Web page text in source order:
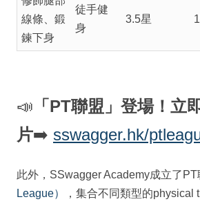
線條、鍛
鍊下身
徒手健
身
3.5星
📣 「PT聯盟」登場！立
片➡️ sswagger.hk/
此外，SSwagger Academy成立了PT
League）
，集合不同類型的physical